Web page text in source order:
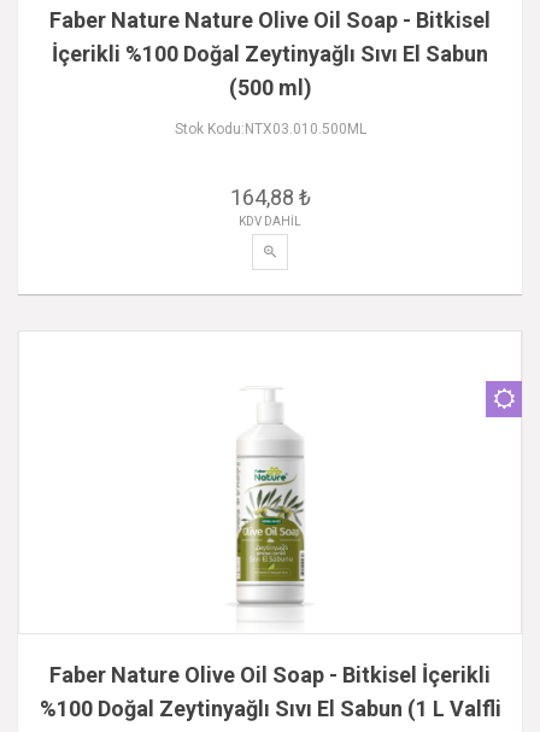
Faber Nature Nature Olive Oil Soap - Bitkisel
İçerikli %100 Doğal Zeytinyağlı Sıvı El Sabun
(500 ml)
Stok Kodu:NTX03.010.500ML
164,88 ₺
KDV DAHİL
Faber Nature Olive Oil Soap - Bitkisel İçerikli
%100 Doğal Zeytinyağlı Sıvı El Sabun (1 L Valfli